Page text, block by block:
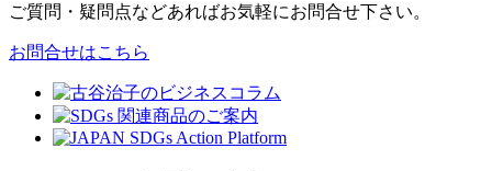
ご質問・疑問点などあればお気軽にお問合せ下さい。
お問合せはこちら